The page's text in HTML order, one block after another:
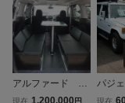
アルファード 車
中泊仕様 4WD
現在 1,200,000 円
パジ
排雪
現在